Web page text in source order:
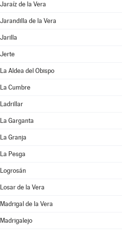
Jaraíz de la Vera
Jarandilla de la Vera
Jarilla
Jerte
La Aldea del Obispo
La Cumbre
Ladrillar
La Garganta
La Granja
La Pesga
Logrosán
Losar de la Vera
Madrigal de la Vera
Madrigalejo